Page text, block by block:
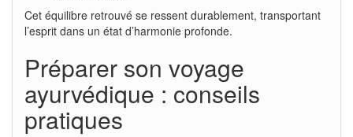
Cet équilibre retrouvé se ressent durablement, transportant
l’esprit dans un état d’harmonie profonde.
Préparer son voyage
ayurvédique : conseils
pratiques